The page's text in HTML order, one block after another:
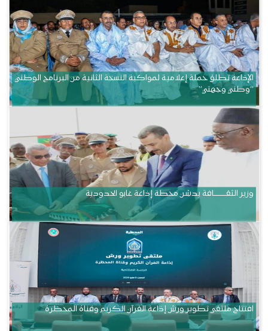
الإذاعة تطلق حملة إعلامية لمواكبة النسخة الثانية من البرنامج الوطني
“وطني وجهتي”
وزير الثقــــــــــافة يدشن محطة إذاعة غابو الحدودية
افتتاح ملتقى تطوير ورش إذاعة القرآن الكريم وقناة المحظرة